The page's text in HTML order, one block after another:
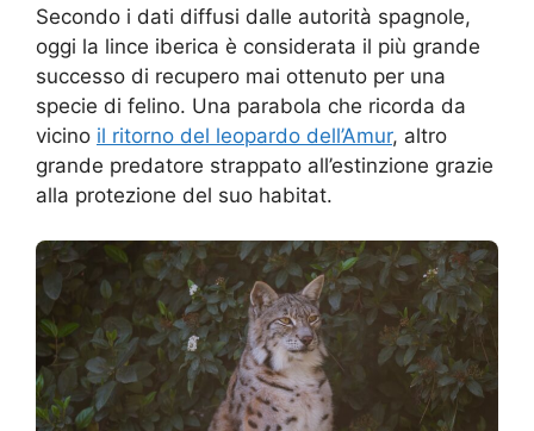
Secondo i dati diffusi dalle autorità spagnole,
oggi la lince iberica è considerata il più grande
successo di recupero mai ottenuto per una
specie di felino. Una parabola che ricorda da
vicino il ritorno del leopardo dell’Amur, altro
grande predatore strappato all’estinzione grazie
alla protezione del suo habitat.